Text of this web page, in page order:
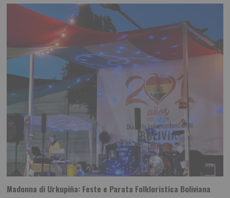
Madonna di Urkupiña: Feste e Parata Folkloristica Boliviana